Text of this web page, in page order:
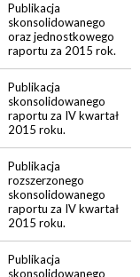
Publikacja
skonsolidowanego
oraz jednostkowego
raportu za 2015 rok.
Publikacja
skonsolidowanego
raportu za IV kwartał
2015 roku.
Publikacja
rozszerzonego
skonsolidowanego
raportu za IV kwartał
2015 roku.
Publikacja
skonsolidowanego